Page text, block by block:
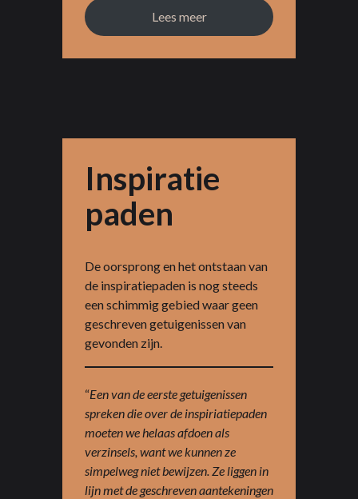
Lees meer
Inspiratie
paden
De oorsprong en het ontstaan van
de inspiratiepaden is nog steeds
een schimmig gebied waar geen
geschreven getuigenissen van
gevonden zijn.
“Een van de eerste getuigenissen
spreken die over de inspiriatiepaden
moeten we helaas afdoen als
verzinsels, want we kunnen ze
simpelweg niet bewijzen. Ze liggen in
lijn met de geschreven aantekeningen